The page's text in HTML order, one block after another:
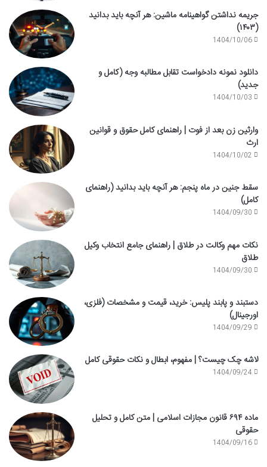
جریمه نداشتن گواهینامه ماشین: هر آنچه باید بدانید
(۱۴۰۳)
1404/10/06
دانلود نمونه دادخواست تقابل مطالبه وجه (کامل و
جدید)
1404/10/03
وارثین زن بعد از فوت | راهنمای کامل حقوق و قوانین
ارث
1404/10/02
سقط جنین در ماه پنجم: هر آنچه باید بدانید (راهنمای
کامل)
1404/09/30
نکات مهم وکالت در طلاق | راهنمای جامع انتخاب وکیل
طلاق
1404/09/30
دستبند و پابند پلیس: خرید، قیمت و مشخصات (فلزی،
اورجینال)
1404/09/29
لاشه چک چیست؟ | مفهوم، ابطال و نکات حقوقی کامل
1404/09/24
ماده ۶۹۴ قانون مجازات اسلامی | متن کامل و تحلیل
حقوقی
1404/09/16